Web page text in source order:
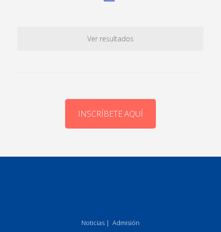
Ver resultados
INSCRÍBETE AQUÍ
Noticias | Admisión